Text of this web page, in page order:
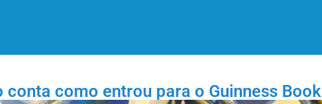
conta como entrou para o Guinness Book